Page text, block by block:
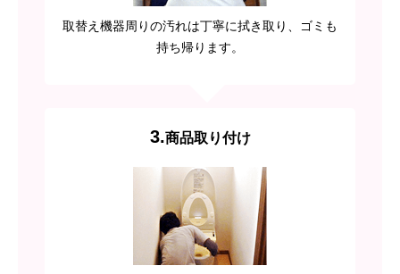
取替え機器周りの汚れは丁寧に拭き取り、ゴミも
持ち帰ります。
3.商品取り付け